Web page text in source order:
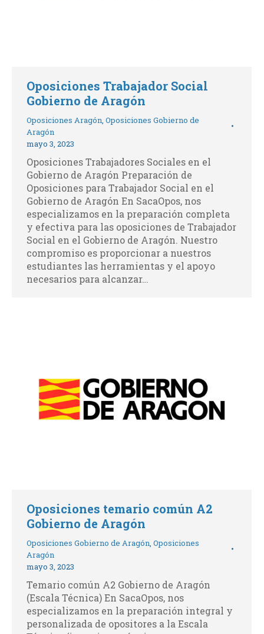
Oposiciones Trabajador Social
Gobierno de Aragón
Oposiciones Aragón Oposiciones Gobierno de
Aragón
mayo 3, 2023
Oposiciones Trabajadores Sociales en el
Gobierno de Aragón Preparación de
Oposiciones para Trabajador Social en el
Gobierno de Aragón En SacaOpos, nos
especializamos en la preparación completa
y efectiva para las oposiciones de Trabajador
Social en el Gobierno de Aragón. Nuestro
compromiso es proporcionar a nuestros
estudiantes las herramientas y el apoyo
necesarios para alcanzar…
Oposiciones temario común A2
Gobierno de Aragón
Oposiciones Gobierno de Aragón Oposiciones
Aragón
mayo 3, 2023
Temario común A2 Gobierno de Aragón
(Escala Técnica) En SacaOpos, nos
especializamos en la preparación integral y
personalizada de opositores a la Escala